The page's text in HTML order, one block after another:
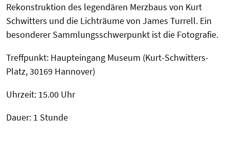
Rekonstruktion des legendären Merzbaus von Kurt
Schwitters und die Lichträume von James Turrell. Ein
besonderer Sammlungsschwerpunkt ist die Fotografie.
Treffpunkt: Haupteingang Museum (Kurt-Schwitters-
Platz, 30169 Hannover)
Uhrzeit: 15.00 Uhr
Dauer: 1 Stunde